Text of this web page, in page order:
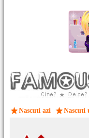
Nascuti azi Nascuti